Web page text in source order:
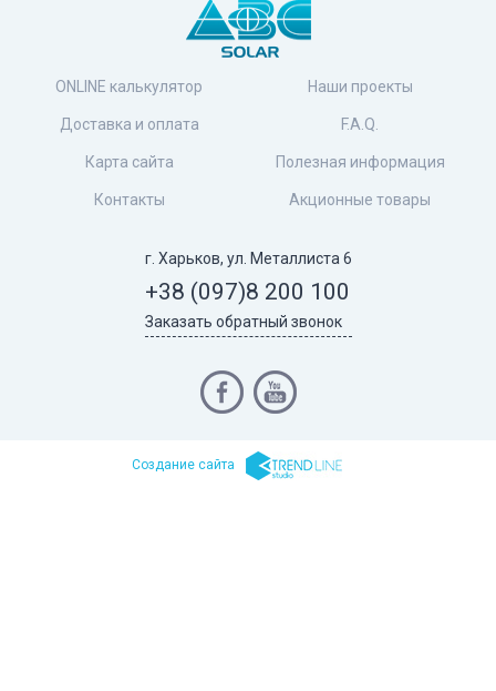
ONLINE калькулятор
Доставка и оплата
Карта сайта
Контакты
Наши проекты
F.A.Q.
Полезная информация
Акционные товары
г. Харьков, ул. Металлиста 6
+38 (097)8 200 100
Заказать обратный звонок
Cоздание сайта